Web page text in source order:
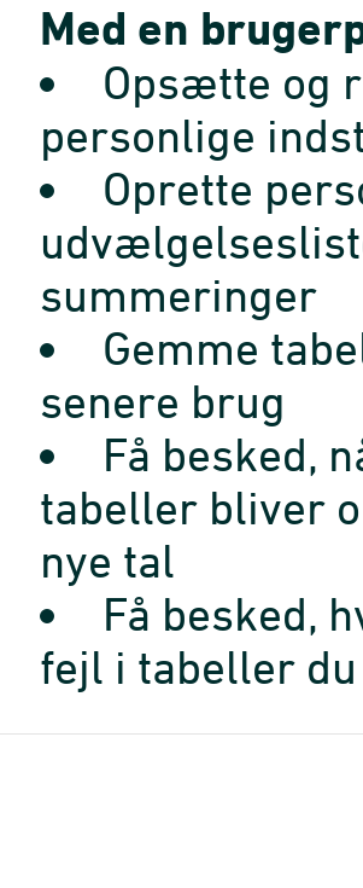
Med en
Opsætte og
personlige
Oprette
summeringer
Gemme
senere brug
Få besked,
tabeller bliver
nye tal
Få besked,
fejl i tabeller